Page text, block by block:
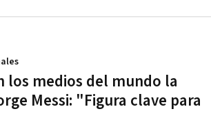
los medios del mundo la
Messi: "Figura clave para